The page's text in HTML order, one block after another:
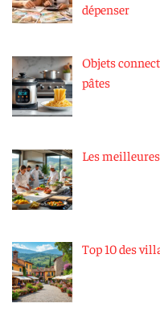
dépenser
Objets
pâtes
Les
Top 10 des